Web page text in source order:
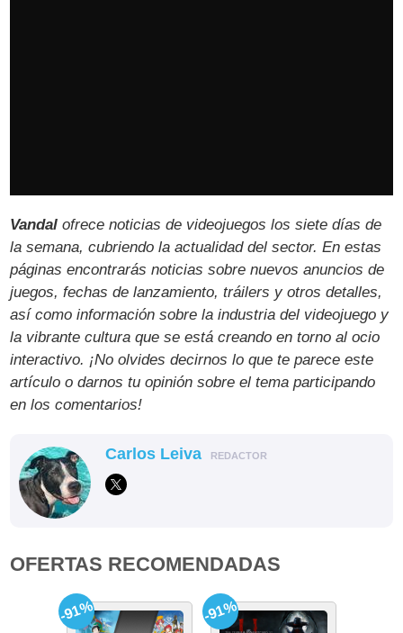
Vandal ofrece noticias de videojuegos los siete días de
la semana, cubriendo la actualidad del sector. En estas
páginas encontrarás noticias sobre nuevos anuncios de
juegos, fechas de lanzamiento, tráilers y otros detalles,
así como información sobre la industria del videojuego y
la vibrante cultura que se está creando en torno al ocio
interactivo. ¡No olvides decirnos lo que te parece este
artículo o darnos tu opinión sobre el tema participando
en los comentarios!
Carlos Leiva REDACTOR
OFERTAS RECOMENDADAS
-91% -91%